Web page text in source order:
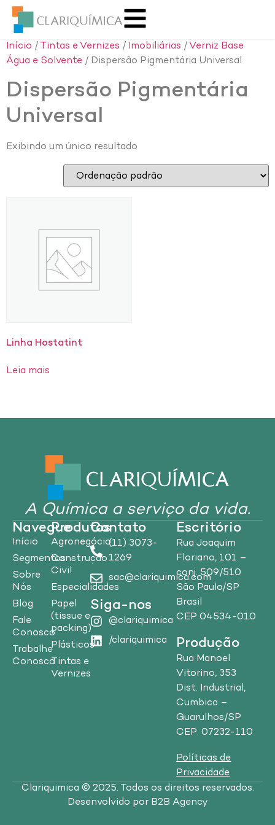
Início / Tintas e Vernizes / Imobiliárias / Verniz Base
Água e Solvente / Dispersão Pigmentária Universal
Dispersão Pigmentária
Universal
Exibindo um único resultado
Linha Hostatint
Leia mais
A Química a serviço da vida.
Navegue
Início
Segmentos
Sobre
Nós
Blog
Fale
Conosco
Trabalhe
Conosco
Produtos
Agronegócio
Construção
Civil
Especialidades
Papel
(tissue e
packing)
Plásticos
Tintas e
Vernizes
Contato
(11) 3073-
1269
sac@clariquimica.com
Siga-nos
@clariquimica
/clariquimica
Escritório
Rua Joaquim
Floriano, 101 –
conj. 509/510
São Paulo/SP
Brasil
CEP 04534-010
Produção
Rua Manoel
Vitorino, 353
Dist. Industrial,
Cumbica –
Guarulhos/SP
CEP: 07232-110
Políticas de
Privacidade
Clariquimica © 2025. Todos os direitos reservados.
Desenvolvido por B2B Agency